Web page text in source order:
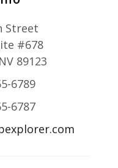
Street
#678
89123
6789
6787